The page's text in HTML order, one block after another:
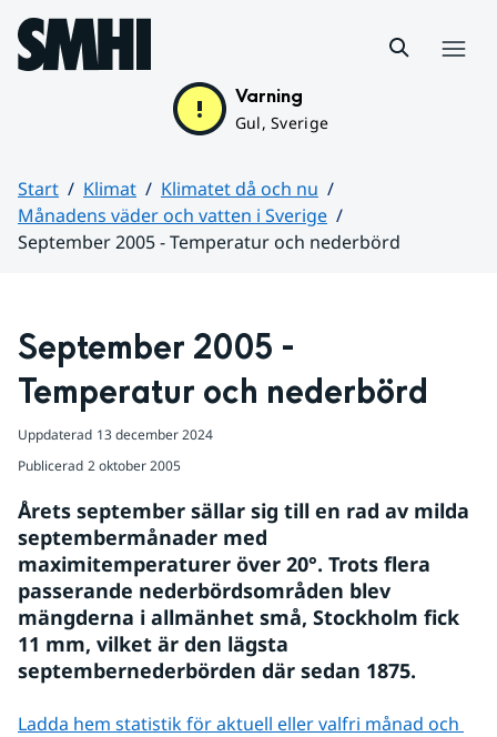
Hoppa till sidans innehåll
Varning
Gul, Sverige
Start Klimat
Klimatet då och nu
Månadens väder och vatten i Sverige
September 2005 - Temperatur och nederbörd
September 2005 -
Temperatur och nederbörd
Uppdaterad 13 december 2024
Publicerad 2 oktober 2005
Årets september sällar sig till en rad av milda
septembermånader med
maximitemperaturer över 20°. Trots flera
passerande nederbördsområden blev
mängderna i allmänhet små, Stockholm fick
11 mm, vilket är den lägsta
septembernederbörden där sedan 1875.
Ladda hem statistik för aktuell eller valfri månad och